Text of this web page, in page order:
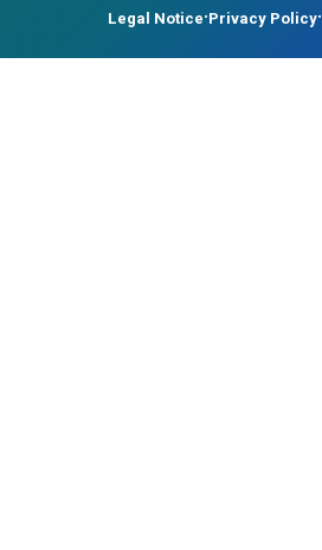
Legal Notice•Privacy Policy•